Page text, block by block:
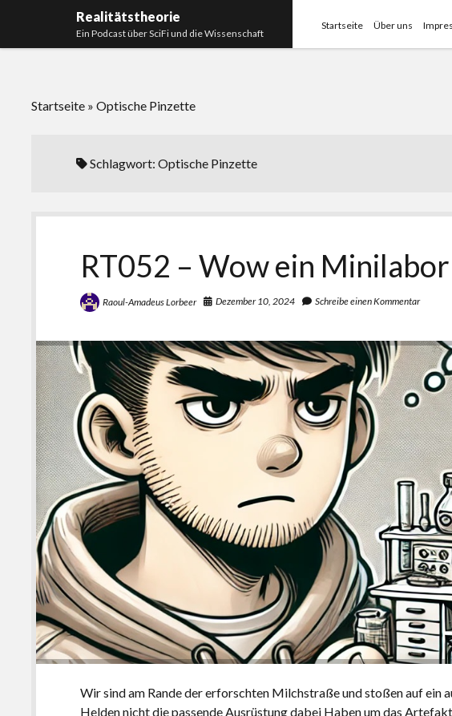
Realitätstheorie
Ein Podcast über SciFi und die Wissenschaft
Startseite Über uns
Startseite »Optische Pinzette
Schlagwort:Optische Pinzette
RT052 – Wow ein Minilabor
Raoul-Amadeus Lorbeer Dezember 10, 2024 Schreibe einen Kommentar
Wir sind am Rande der erforschten Milchstraße und stoßen auf ein
Helden nicht die passende Ausrüstung dabei Haben um das